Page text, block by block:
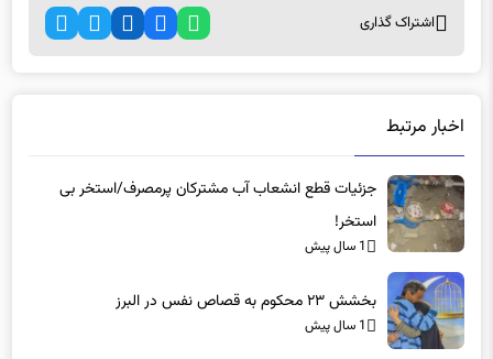
جزئیات قطع انشعاب آب مشترکان پرمصرف/استخر بی
استخر!
1 سال پیش
1 سال پیش